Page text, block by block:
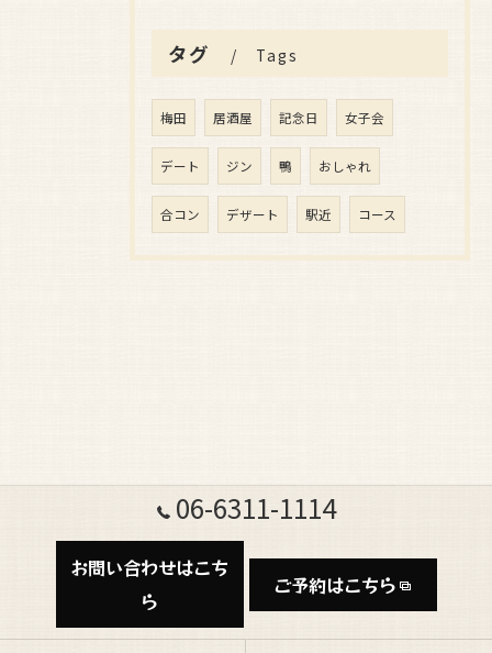
タグ Tags
梅田 居酒屋 記念日 女子会
デート ジン 鴨 おしゃれ
合コン デザート 駅近 コース
06-6311-1114
お問い合わせはこち
ら
ご予約はこちら